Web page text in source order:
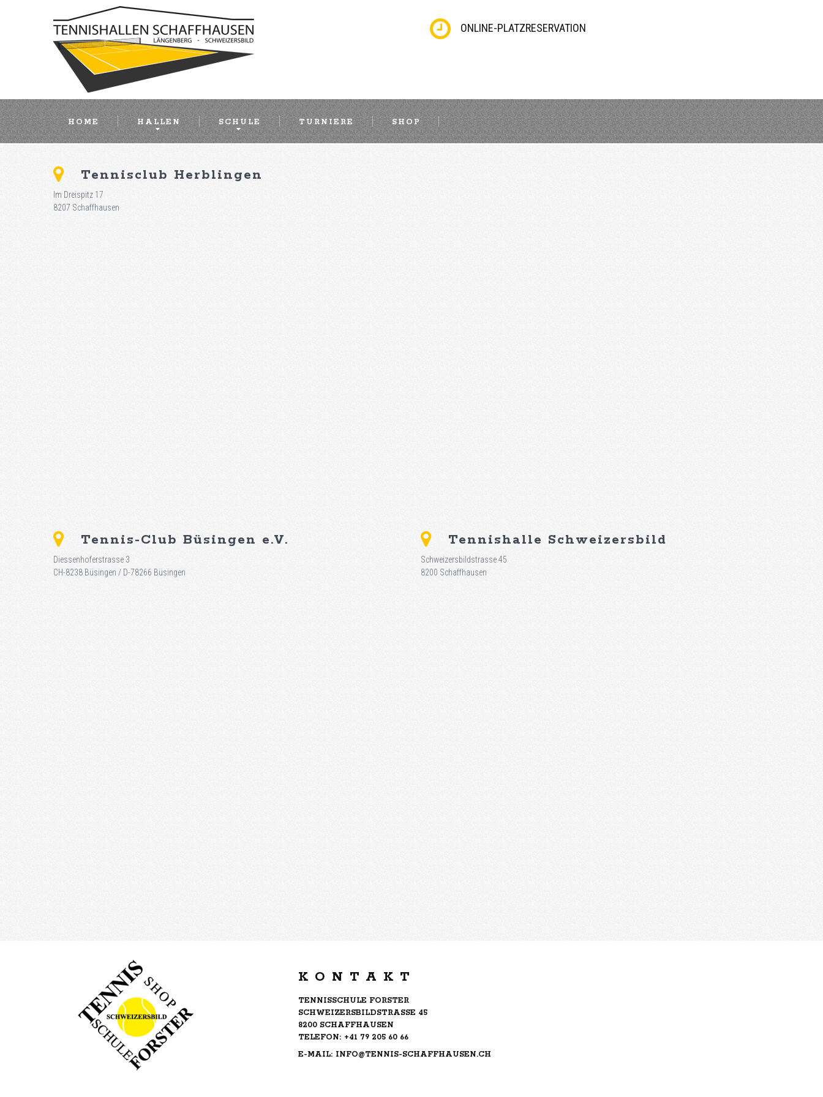
ONLINE-PLATZRESERVATION
HOME HALLEN SCHULE TURNIERE SHOP
Tennisclub Herblingen
Im Dreispitz 17
8207 Schaffhausen
Tennis-Club Büsingen e.V.
Diessenhoferstrasse 3
CH-8238 Büsingen / D-78266 Büsingen
Tennishalle Schweizersbild
Schweizersbildstrasse 45
8200 Schaffhausen
KONTAKT
TENNISSCHULE FORSTER
SCHWEIZERSBILDSTRASSE 45
8200 SCHAFFHAUSEN
TELEFON: +41 79 205 60 66
E-MAIL: INFO@TENNIS-SCHAFFHAUSEN.CH